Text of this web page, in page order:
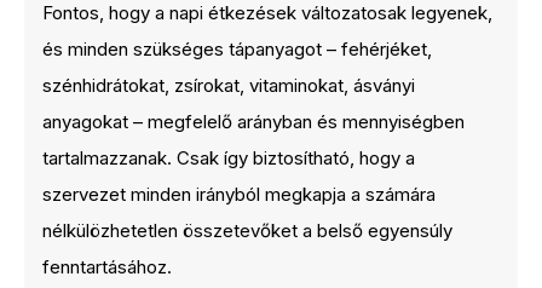
Fontos, hogy a napi étkezések változatosak legyenek,
és minden szükséges tápanyagot – fehérjéket,
szénhidrátokat, zsírokat, vitaminokat, ásványi
anyagokat – megfelelő arányban és mennyiségben
tartalmazzanak. Csak így biztosítható, hogy a
szervezet minden irányból megkapja a számára
nélkülözhetetlen összetevőket a belső egyensúly
fenntartásához.